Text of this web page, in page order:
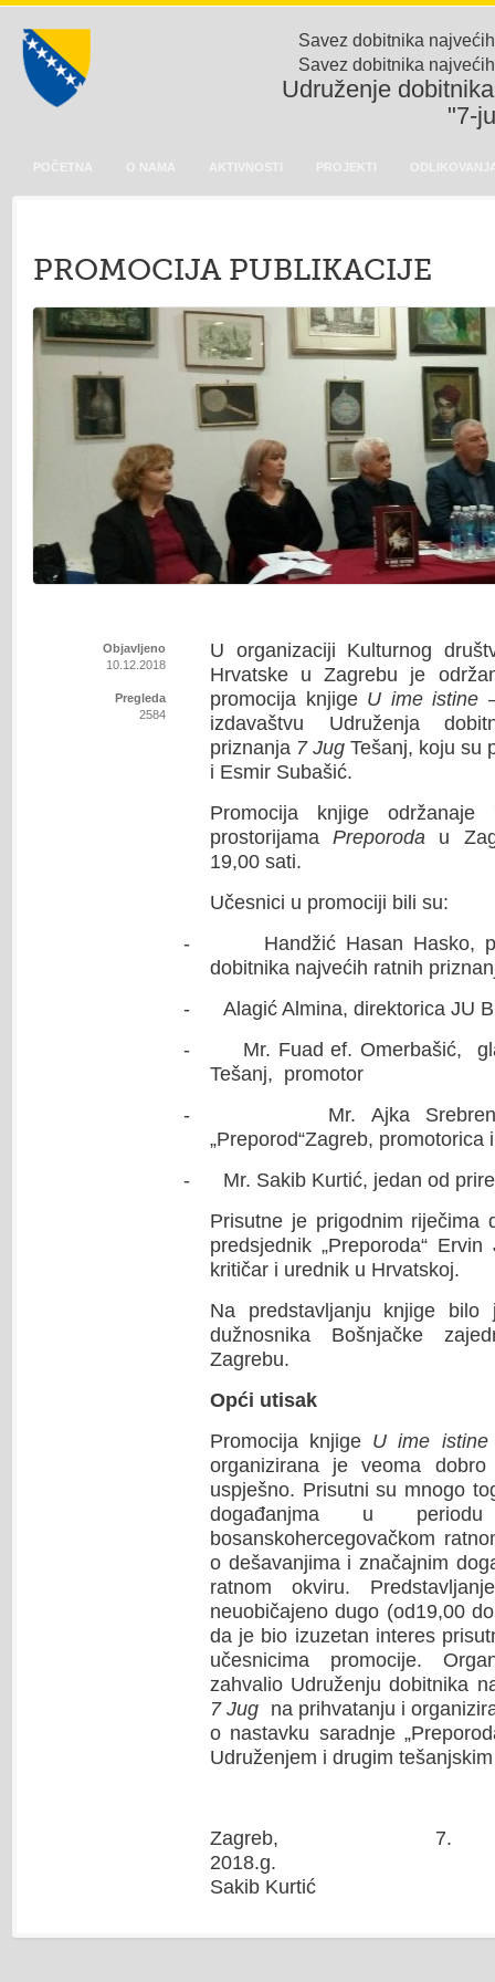
Savez dobitnika
Savez dobitnika
Udruženje
"7-
POČETNA O NAMA AKTIVNOSTI PROJEKTI
PROMOCIJA PUBLIKACIJE
Objavljeno
10.12.2018
Pregleda
2584
U organizaciji Kulturnog
Hrvatske u Zagrebu je
promocija knjige U ime istine
izdavaštvu Udruženja
priznanja 7 Jug Tešanj, koju su
i Esmir Subašić.
Promocija knjige
prostorijamaPreporoda u
19,00 sati.
Učesnici u promociji bili su:
-
Handžić Hasan Hasko,
dobitnika najvećih ratnih
-
Alagić Almina, direktorica JU
-
Mr. Fuad ef. Omerbašić,
Tešanj, promotor
-
Mr. Ajka
„Preporod“Zagreb, promotorica i
-
Mr. Sakib Kurtić, jedan od
Prisutne je prigodnim riječima
predsjednik „Preporoda“
kritičar i urednik u Hrvatskoj.
Na predstavljanju knjige
dužnosnika Bošnjačke
Zagrebu.
Opći utisak
Promocija knjige U ime istine
organizirana je veoma
uspješno. Prisutni su mnogo
događanjma u
bosanskohercegovačkom
o dešavanjima i značajnim
ratnom okviru.
neuobičajeno dugo (od19,00
da je bio izuzetan interes
učesnicima promocije.
zahvalio Udruženju dobitnika
7 Jug na prihvatanju i
o nastavku saradnje
Udruženjem i drugim
Zagreb, 7.
Sakib Kurtić